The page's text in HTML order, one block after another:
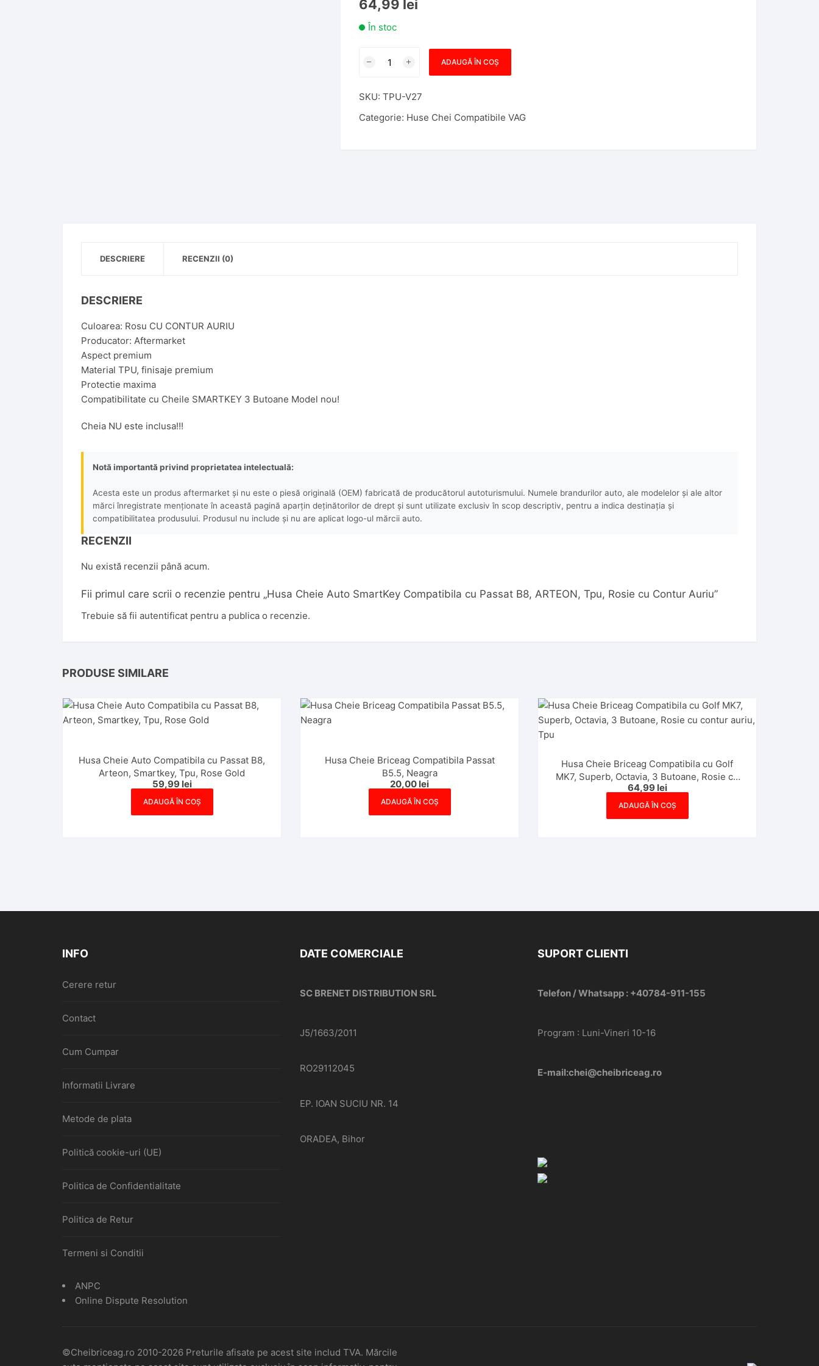
64,99 lei
În stoc
Auto
SmartKey
Compatibila
ADAUGĂ ÎN COȘ
SKU: TPU-V27
Categorie: Huse Chei Compatibile VAG
DESCRIERE RECENZII (0)
DESCRIERE
Culoarea: Rosu CU CONTUR AURIU
Producator: Aftermarket
Aspect premium
Material TPU, finisaje premium
Protectie maxima
Compatibilitate cu Cheile SMARTKEY 3 Butoane Model nou!
Cheia NU este inclusa!!!
Notă importantă privind proprietatea intelectuală:
Acesta este un produs aftermarket și nu este o piesă originală (OEM) fabricată de producătorul autoturismului. Numele brandurilor auto, ale modelelor și ale altor
mărci înregistrate menționate în această pagină aparțin deținătorilor de drept și sunt utilizate exclusiv în scop descriptiv, pentru a indica destinația și
compatibilitatea produsului. Produsul nu include și nu are aplicat logo-ul mărcii auto.
RECENZII
Nu există recenzii până acum.
Fii primul care scrii o recenzie pentru „Husa Cheie Auto SmartKey Compatibila cu Passat B8, ARTEON, Tpu, Rosie cu Contur Auriu”
Trebuie să fii autentificat pentru a publica o recenzie.
PRODUSE SIMILARE
Husa Cheie Auto Compatibila cu Passat B8,
Arteon, Smartkey, Tpu, Rose Gold
59,99 lei
ADAUGĂ ÎN COȘ
Husa Cheie Briceag Compatibila Passat
B5.5, Neagra
20,00 lei
ADAUGĂ ÎN COȘ
Husa Cheie Briceag Compatibila cu Golf
MK7, Superb, Octavia, 3 Butoane, Rosie cu
contur auriu, Tpu
64,99 lei
ADAUGĂ ÎN COȘ
INFO
Cerere retur
Contact
Cum Cumpar
Informatii Livrare
Metode de plata
Politică cookie-uri (UE)
Politica de Confidentialitate
Politica de Retur
Termeni si Conditii
ANPC
Online Dispute Resolution
DATE COMERCIALE
SC BRENET DISTRIBUTION SRL
J5/1663/2011
RO29112045
EP. IOAN SUCIU NR. 14
ORADEA, Bihor
SUPORT CLIENTI
Telefon / Whatsapp : +40784-911-155
Program : Luni-Vineri 10-16
E-mail:chei@cheibriceag.ro
©Cheibriceag.ro 2010-2026 Preturile afisate pe acest site includ TVA. Mărcile